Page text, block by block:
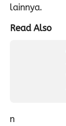
lainnya.
Read Also
n